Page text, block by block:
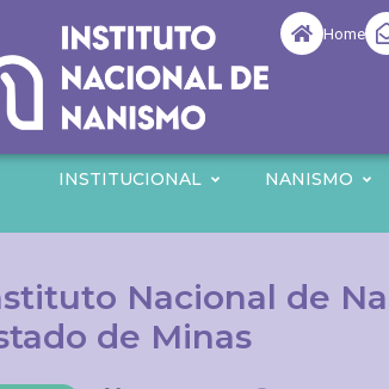
Home
INSTITUCIONAL NANISMO
Nacional de
de Minas